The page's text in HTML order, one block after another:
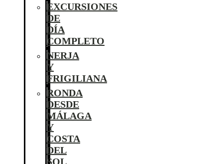
EXCURSIONES
DE
DÍA
COMPLETO
NERJA
Y
FRIGILIANA
RONDA
DESDE
MÁLAGA
Y
COSTA
DEL
SOL